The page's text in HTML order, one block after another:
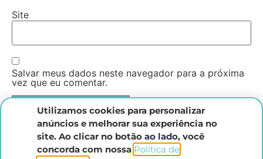
Site
Salvar meus dados neste navegador para a próxima
vez que eu comentar.
Utilizamos cookies para personalizar
anúncios e melhorar sua experiência no
site. Ao clicar no botão ao lado, você
concorda com nossa Política de